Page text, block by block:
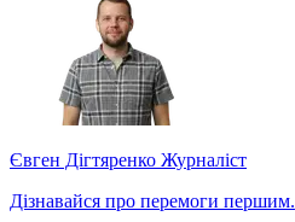
Євген Дігтяренко Журналіст
Дізнавайся про перемоги першим.